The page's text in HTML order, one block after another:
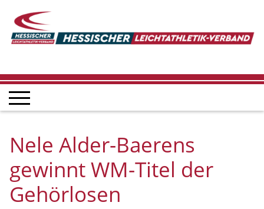
Nele Alder-Baerens
gewinnt WM-Titel der
Gehörlosen